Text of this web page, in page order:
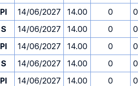
PI 14/06/2027 14.00 0
S 14/06/2027 14.00 0
PI 14/06/2027 14.00 0
S 14/06/2027 14.00 0
PI 14/06/2027 14.00 0